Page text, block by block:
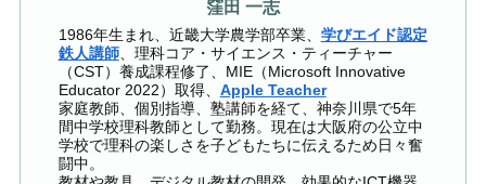
窪田 一志
1986年生まれ、近畿大学農学部卒業、 学びエイド認定
鉄人講師、理科コア・サイエンス・ティーチャー
（CST）養成課程修了、MIE（Microsoft Innovative
Educator 2022）取得、 Apple Teacher
家庭教師、個別指導、塾講師を経て、神奈川県で5年
間中学校理科教師として勤務。現在は大阪府の公立中
学校で理科の楽しさを子どもたちに伝えるため日々奮
闘中。